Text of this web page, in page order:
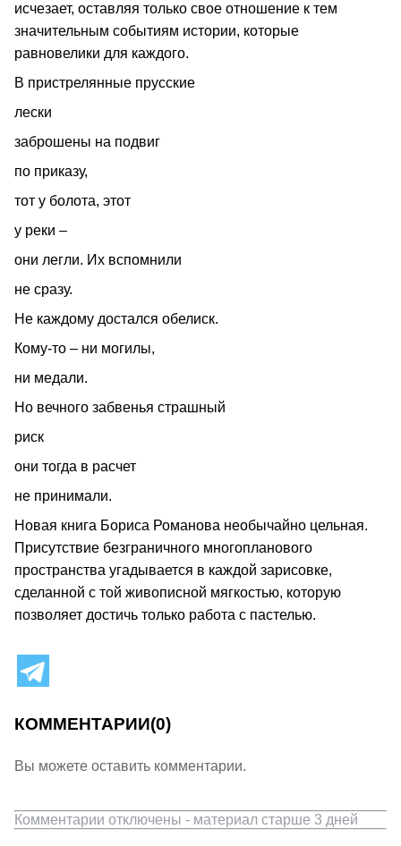
исчезает, оставляя только свое отношение к тем
значительным событиям истории, которые
равновелики для каждого.
В пристрелянные прусские
лески
заброшены на подвиг
по приказу,
тот у болота, этот
у реки –
они легли. Их вспомнили
не сразу.
Не каждому достался обелиск.
Кому‑то – ни могилы,
ни медали.
Но вечного забвенья страшный
риск
они тогда в расчет
не принимали.
Новая книга Бориса Романова необычайно цельная.
Присутствие безграничного многопланового
пространства угадывается в каждой зарисовке,
сделанной с той живописной мягкостью, которую
позволяет достичь только работа с пастелью.
КОММЕНТАРИИ(0)
Вы можете оставить комментарии.
Комментарии отключены - материал старше 3 дней